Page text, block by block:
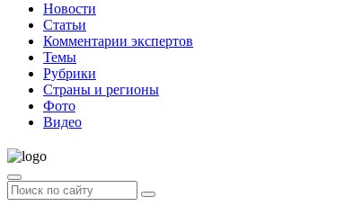
Новости
Статьи
Комментарии экспертов
Темы
Рубрики
Страны и регионы
Фото
Видео